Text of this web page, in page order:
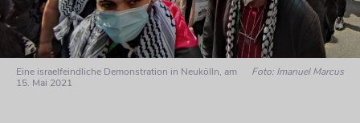
Eine israelfeindliche Demonstration in Neukölln, am
15. Mai 2021
Foto: Imanuel Marcus